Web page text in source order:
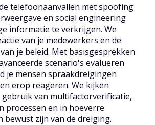
telefoonaanvallen met spoofing
en social engineering
informatie te verkrijgen. We
van je medewerkers en de
je beleid. Met basisgesprekken
scenario's evalueren
je mensen spraakdreigingen
erop reageren. We kijken
van multifactorverificatie,
processen en in hoeverre
bewust zijn van de dreiging.